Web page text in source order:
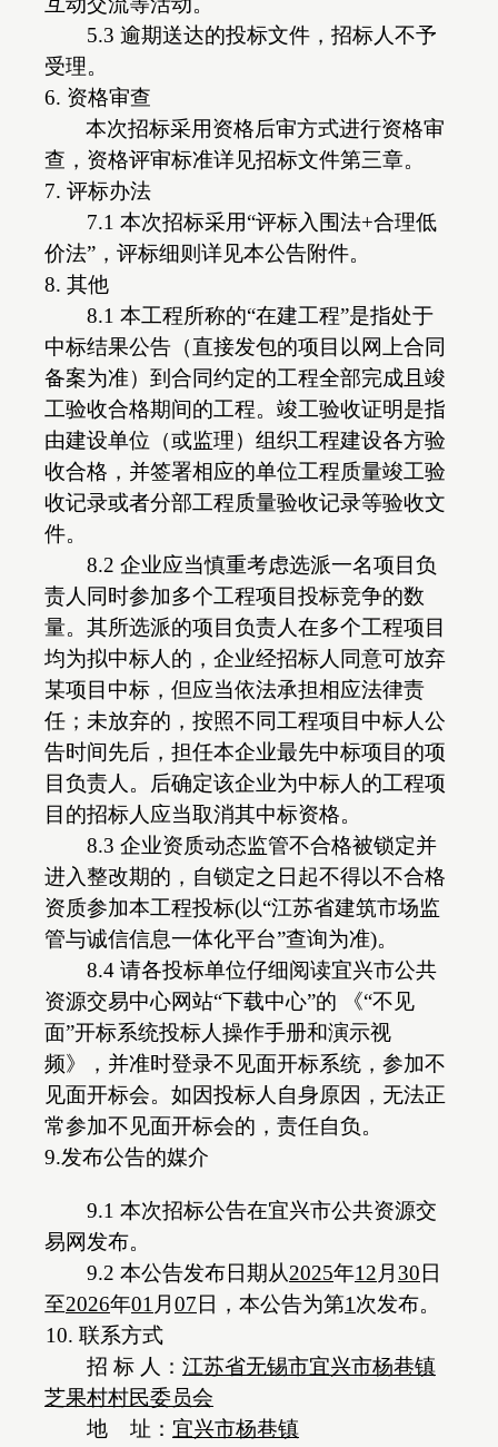
5.3 逾期送达的投标文件，招标人不予
受理。
6. 资格审查
本次招标采用资格后审方式进行资格审
查，资格评审标准详见招标文件第三章。
7. 评标办法
7.1 本次招标采用“评标入围法+合理低
价法”，评标细则详见本公告附件。
8. 其他
8.1 本工程所称的“在建工程”是指处于
中标结果公告（直接发包的项目以网上合同
备案为准）到合同约定的工程全部完成且竣
工验收合格期间的工程。竣工验收证明是指
由建设单位（或监理）组织工程建设各方验
收合格，并签署相应的单位工程质量竣工验
收记录或者分部工程质量验收记录等验收文
件。
8.2 企业应当慎重考虑选派一名项目负
责人同时参加多个工程项目投标竞争的数
量。其所选派的项目负责人在多个工程项目
均为拟中标人的，企业经招标人同意可放弃
某项目中标，但应当依法承担相应法律责
任；未放弃的，按照不同工程项目中标人公
告时间先后，担任本企业最先中标项目的项
目负责人。后确定该企业为中标人的工程项
目的招标人应当取消其中标资格。
8.3 企业资质动态监管不合格被锁定并
进入整改期的，自锁定之日起不得以不合格
资质参加本工程投标(以“江苏省建筑市场监
管与诚信信息一体化平台”查询为准)。
8.4 请各投标单位仔细阅读宜兴市公共
资源交易中心网站“下载中心”的 《“不见
面”开标系统投标人操作手册和演示视
频》，并准时登录不见面开标系统，参加不
见面开标会。如因投标人自身原因，无法正
常参加不见面开标会的，责任自负。
9.发布公告的媒介
9.1 本次招标公告在宜兴市公共资源交
易网发布。
9.2 本公告发布日期从2025年12 月 30 日
至2026年01 月 07 日，本公告为第1 次发布。
10. 联系方式
招 标 人： 江苏省无锡市宜兴市杨巷镇
芝果村村民委员会
地
址： 宜兴市杨巷镇